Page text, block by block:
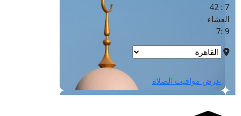
7 : 42
العشاء
9 :7
عرض مواقيت الصلاة